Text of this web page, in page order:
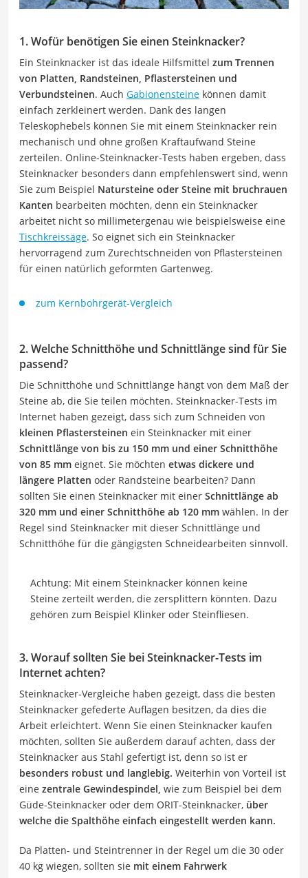
1. Wofür benötigen Sie einen Steinknacker?
Ein Steinknacker ist das ideale Hilfsmittel zum Trennen
von Platten, Randsteinen, Pflastersteinen und
Verbundsteinen. Auch Gabionensteine können damit
einfach zerkleinert werden. Dank des langen
Teleskophebels können Sie mit einem Steinknacker rein
mechanisch und ohne großen Kraftaufwand Steine
zerteilen. Online-Steinknacker-Tests haben ergeben, dass
Steinknacker besonders dann empfehlenswert sind, wenn
Sie zum Beispiel Natursteine oder Steine mit bruchrauen
Kanten bearbeiten möchten, denn ein Steinknacker
arbeitet nicht so millimetergenau wie beispielsweise eine
Tischkreissäge. So eignet sich ein Steinknacker
hervorragend zum Zurechtschneiden von Pflastersteinen
für einen natürlich geformten Gartenweg.
zum Kernbohrgerät-Vergleich
2. Welche Schnitthöhe und Schnittlänge sind für Sie
passend?
Die Schnitthöhe und Schnittlänge hängt von dem Maß der
Steine ab, die Sie teilen möchten. Steinknacker-Tests im
Internet haben gezeigt, dass sich zum Schneiden von
kleinen Pflastersteinen ein Steinknacker mit einer
Schnittlänge von bis zu 150 mm und einer Schnitthöhe
von 85 mm eignet. Sie möchten etwas dickere und
längere Platten oder Randsteine bearbeiten? Dann
sollten Sie einen Steinknacker mit einer Schnittlänge ab
320 mm und einer Schnitthöhe ab 120 mm wählen. In der
Regel sind Steinknacker mit dieser Schnittlänge und
Schnitthöhe für die gängigsten Schneidearbeiten sinnvoll.
Achtung: Mit einem Steinknacker können keine
Steine zerteilt werden, die zersplittern könnten. Dazu
gehören zum Beispiel Klinker oder Steinfliesen.
3. Worauf sollten Sie bei Steinknacker-Tests im
Internet achten?
Steinknacker-Vergleiche haben gezeigt, dass die besten
Steinknacker gefederte Auflagen besitzen, da dies die
Arbeit erleichtert. Wenn Sie einen Steinknacker kaufen
möchten, sollten Sie außerdem darauf achten, dass der
Steinknacker aus Stahl gefertigt ist, denn so ist er
besonders robust und langlebig. Weiterhin von Vorteil ist
eine zentrale Gewindespindel, wie zum Beispiel bei dem
Güde-Steinknacker oder dem ORIT-Steinknacker, über
welche die Spalthöhe einfach eingestellt werden kann.
Da Platten- und Steintrenner in der Regel um die 30 oder
40 kg wiegen, sollten sie mit einem Fahrwerk